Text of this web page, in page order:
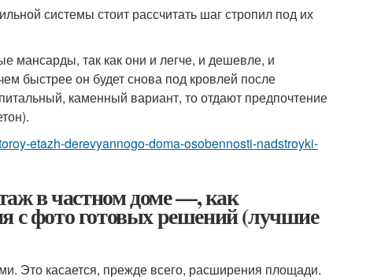
системы стоит рассчитать шаг стропил под их
мансарды, так как они и легче, и дешевле, и
быстрее он будет снова под кровлей после
каменный вариант, то отдают предпочтение
etazh-derevyannogo-doma-osobennosti-nadstroyki-
в частном доме —, как
с фото готовых решений (лучшие
Это касается, прежде всего, расширения площади.